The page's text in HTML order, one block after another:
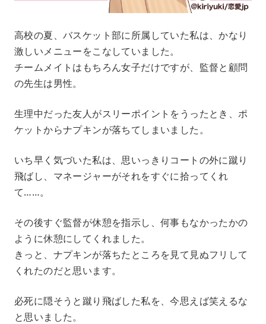
高校の夏、バスケット部に所属していた私は、かなり
激しいメニューをこなしていました。
チームメイトはもちろん女子だけですが、監督と顧問
の先生は男性。
生理中だった友人がスリーポイントをうったとき、ポ
ケットからナプキンが落ちてしまいました。
いち早く気づいた私は、思いっきりコートの外に蹴り
飛ばし、マネージャーがそれをすぐに拾ってくれ
て……。
その後すぐ監督が休憩を指示し、何事もなかったかの
ように休憩にしてくれました。
きっと、ナプキンが落ちたところを見て見ぬフリして
くれたのだと思います。
必死に隠そうと蹴り飛ばした私を、今思えば笑えるな
と思いました。